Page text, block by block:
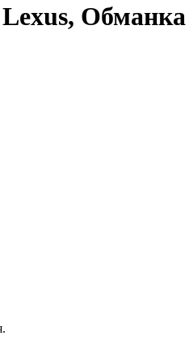
Обманка